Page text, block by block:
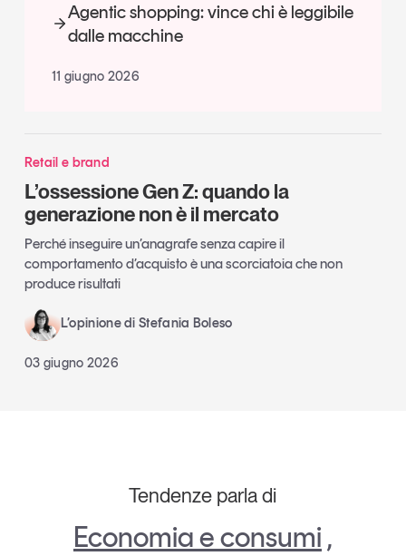
Agentic shopping: vince chi è leggibile
dalle macchine
11 giugno 2026
Retail e brand
L’ossessione Gen Z: quando la
generazione non è il mercato
Perché inseguire un’anagrafe senza capire il
comportamento d’acquisto è una scorciatoia che non
produce risultati
L’opinione di Stefania Boleso
03 giugno 2026
Tendenze parla di
Economia e consumi ,